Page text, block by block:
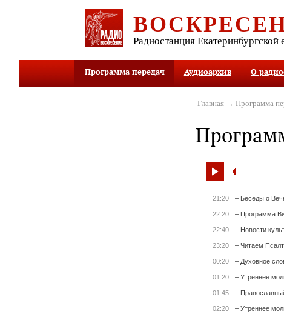
Радиостанция Екатеринбургской
Программа передач Аудиоархив О
Главная → Программа
21:20 – Беседы о
22:20 – Программа
22:40 – Новости
23:20 – Читаем
00:20 – Духовное
01:20 – Утреннее
01:45 –
02:20 – Утреннее